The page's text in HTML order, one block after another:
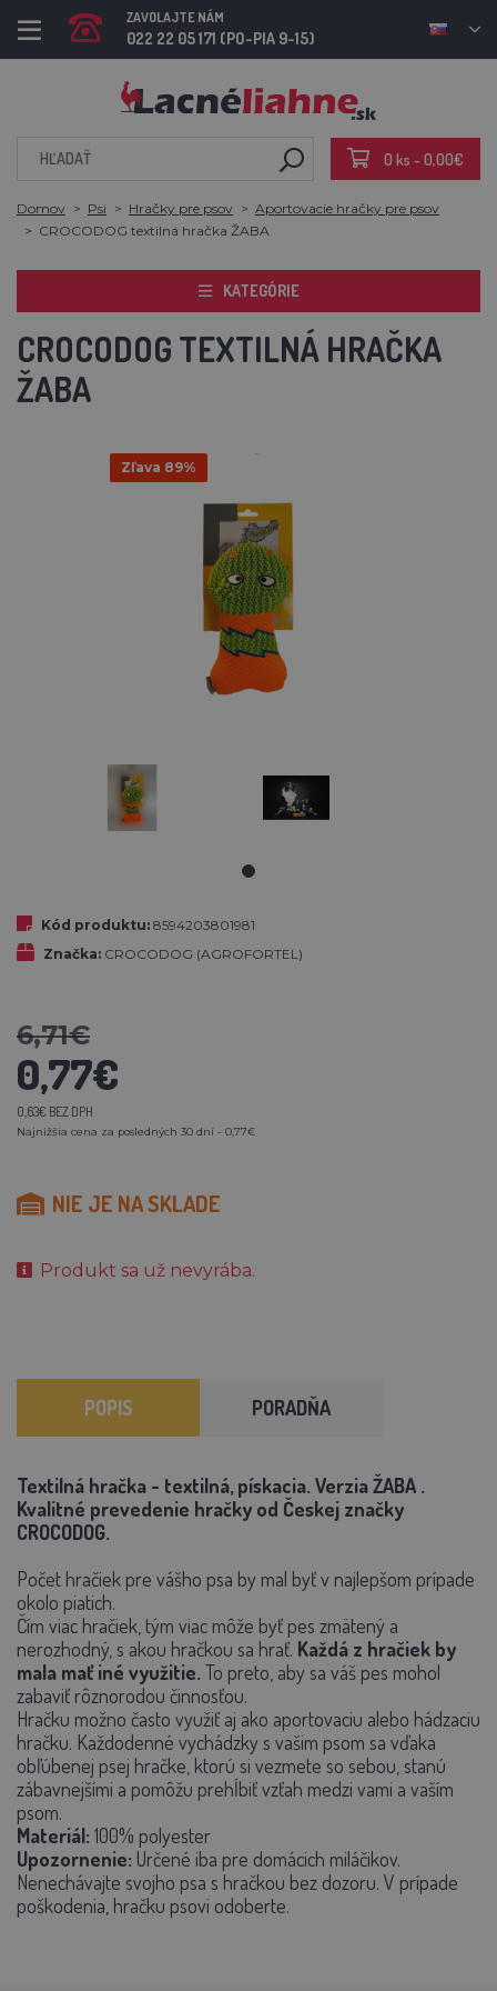
ZAVOLAJTE NÁM
022 22 05 171 (PO-PIA 9-15)
0 ks - 0,00€
Domov Psi Hračky pre psov
Aportovacie hračky pre psov
CROCODOG textilná hračka ŽABA
KATEGÓRIE
CROCODOG TEXTILNÁ HRAČKA
ŽABA
Zľava 89%
Kód produktu: 8594203801981
Značka: CROCODOG (AGROFORTEL)
6,71€
0,77€
0,63€ BEZ DPH
Najnižšia cena za posledných 30 dní - 0,77€
NIE JE NA SKLADE
Produkt sa už nevyrába.
POPIS PORADŇA
Textilná hračka - textilná, pískacia. VerziaŽABA .
Kvalitné prevedenie hračky od Českej značky
CROCODOG.
Počet hračiek pre vášho psa by mal byť v najlepšom prípade
okolo piatich.
Čím viac hračiek, tým viac môže byť pes zmätený a
nerozhodný, s akou hračkou sa hrať. Každá z hračiek by
mala mať iné využitie. To preto, aby sa váš pes mohol
zabaviť rôznorodou činnosťou.
Hračku možno často využiť aj ako aportovaciu alebo hádzaciu
hračku. Každodenné vychádzky s vašim psom sa vďaka
obľúbenej psej hračke, ktorú si vezmete so sebou, stanú
zábavnejšími a pomôžu prehĺbiť vzťah medzi vami a vaším
psom.
Materiál: 100% polyester
Upozornenie: Určené iba pre domácich miláčikov.
Nenechávajte svojho psa s hračkou bez dozoru. V prípade
poškodenia, hračku psovi odoberte.